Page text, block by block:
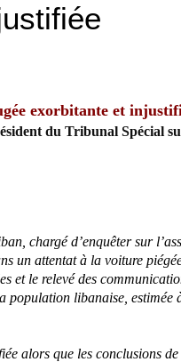
exorbitante et
du Tribunal Spécial
chargé d’enquêter sur
un attentat à la voiture
et le relevé des
population libanaise, estimée
alors que les conclusions de